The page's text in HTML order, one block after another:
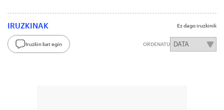
IRUZKINAK Ez dago iruzkinik
Iruzkin bat egin ORDENATU